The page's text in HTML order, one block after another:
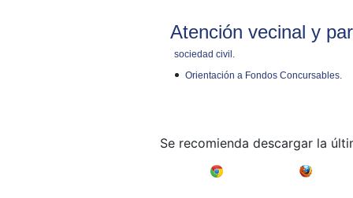
Atención vecinal y
sociedad civil.
Orientación a Fondos Concursables.
Se recomienda descargar la